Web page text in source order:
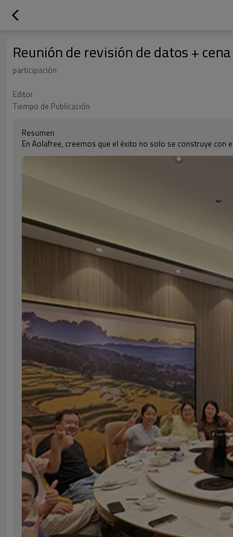
Reunión de revisión de datos +
participación
Editor
Tiempo de Publicación
Resumen
En Aolafree, creemos que el éxito no solo se construye